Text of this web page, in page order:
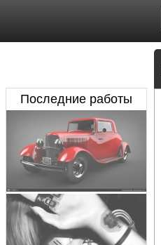
Последние работы